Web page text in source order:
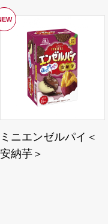
ミニエンゼルパイ＜
安納芋＞